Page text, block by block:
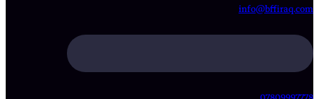
info@bffiraq.com